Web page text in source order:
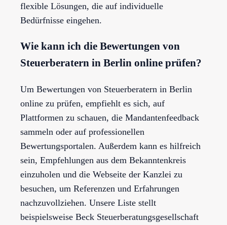
flexible Lösungen, die auf individuelle
Bedürfnisse eingehen.
Wie kann ich die Bewertungen von
Steuerberatern in Berlin online prüfen?
Um Bewertungen von Steuerberatern in Berlin
online zu prüfen, empfiehlt es sich, auf
Plattformen zu schauen, die Mandantenfeedback
sammeln oder auf professionellen
Bewertungsportalen. Außerdem kann es hilfreich
sein, Empfehlungen aus dem Bekanntenkreis
einzuholen und die Webseite der Kanzlei zu
besuchen, um Referenzen und Erfahrungen
nachzuvollziehen. Unsere Liste stellt
beispielsweise Beck Steuerberatungsgesellschaft